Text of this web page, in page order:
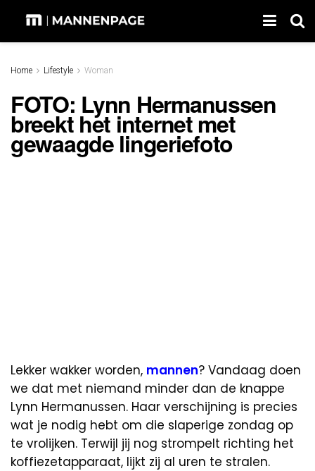
Home Lifestyle Woman
FOTO: Lynn Hermanussen
breekt het internet met
gewaagde lingeriefoto
Lekker wakker worden, mannen? Vandaag doen
we dat met niemand minder dan de knappe
Lynn Hermanussen. Haar verschijning is precies
wat je nodig hebt om die slaperige zondag op
te vrolijken. Terwijl jij nog strompelt richting het
koffiezetapparaat, lijkt zij al uren te stralen.